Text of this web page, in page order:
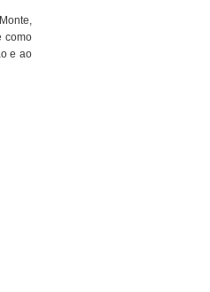
como
e ao